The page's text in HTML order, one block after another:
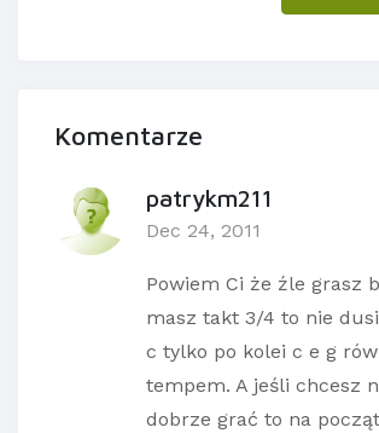
Komentarze
patrykm211
Dec 24, 2011
Powiem Ci że źle grasz
masz takt 3/4 to nie
c tylko po kolei c e g
tempem. A jeśli chcesz
dobrze grać to na